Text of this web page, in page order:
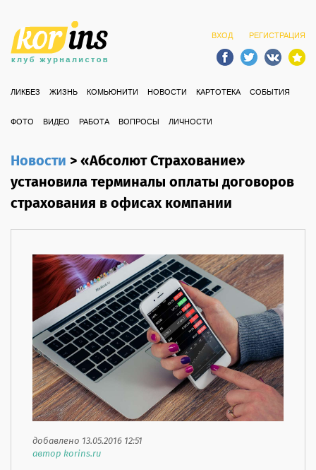
ВХОД РЕГИСТРАЦИЯ
ЛИКБЕЗ ЖИЗНЬ КОМЬЮНИТИ НОВОСТИ КАРТОТЕКА СОБЫТИЯ
ФОТО ВИДЕО РАБОТА ВОПРОСЫ ЛИЧНОСТИ
Новости>«Абсолют Страхование»
установила терминалы оплаты договоров
страхования в офисах компании
добавлено 13.05.2016 12:51
автор korins.ru